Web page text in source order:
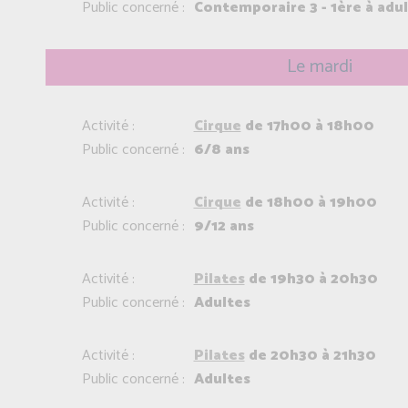
Public concerné : Contemporaire 3 - 1ère à
Le mardi
Activité : Cirque de 17h00 à 18h00
Public concerné : 6/8 ans
Activité : Cirque de 18h00 à 19h00
Public concerné : 9/12 ans
Activité : Pilates de 19h30 à 20h30
Public concerné : Adultes
Activité : Pilates de 20h30 à 21h30
Public concerné : Adultes